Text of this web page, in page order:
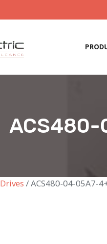
Drives / ACS480-04-05A7-